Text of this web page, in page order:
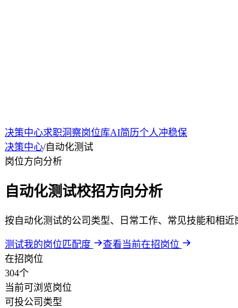
决策中心求职洞察岗位库AI简历个人冲稳保
决策中心/自动化测试
岗位方向分析
自动化测试校招方向分析
按自动化测试的公司类型、日常工作、常见技能和相
测试我的岗位匹配度
查看当前在招岗位
在招岗位
304个
当前可浏览岗位
可投公司类型